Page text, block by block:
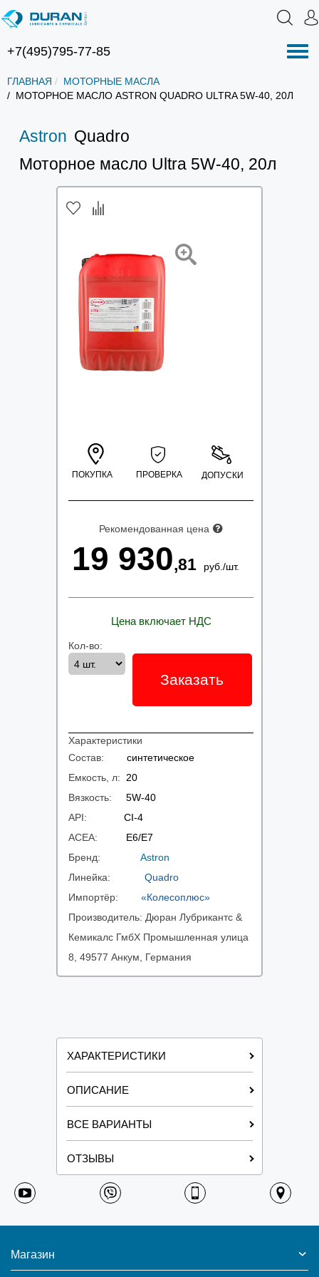
+7(495)795-77-85
ГЛАВНАЯ
МОТОРНЫЕ МАСЛА
МОТОРНОЕ МАСЛО ASTRON QUADRO ULTRA 5W-40, 20Л
Astron Quadro
Моторное масло Ultra 5W-40, 20л
ПОКУПКА ПРОВЕРКА ДОПУСКИ
Рекомендованная цена
19 930,81 руб./шт.
Цена включает НДС
Кол-во:
Заказать
Характеристики
Состав: синтетическое
Емкость, л: 20
Вязкость: 5W-40
API: CI-4
ACEA: E6/E7
Бренд: Astron
Линейка: Quadro
Импортёр: «Колесоплюс»
Производитель: Дюран Лубрикантс &
Кемикалс ГмбХ Промышленная улица
8, 49577 Анкум, Германия
ХАРАКТЕРИСТИКИ
ОПИСАНИЕ
ВСЕ ВАРИАНТЫ
ОТЗЫВЫ
Магазин